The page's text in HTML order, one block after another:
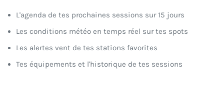
L'agenda de tes prochaines sessions sur 15 jours
Les conditions météo en temps réel sur tes spots
Les alertes vent de tes stations favorites
Tes équipements et l'historique de tes sessions